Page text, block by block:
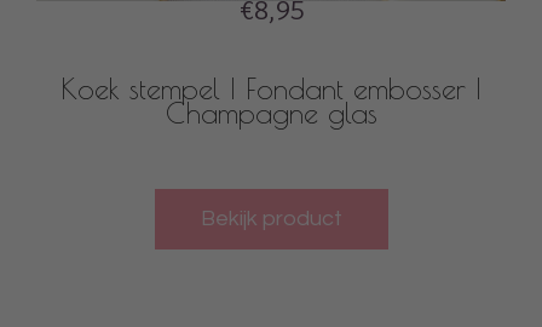
€8,95
Koek stempel | Fondant embosser |
Champagne glas
Bekijk product